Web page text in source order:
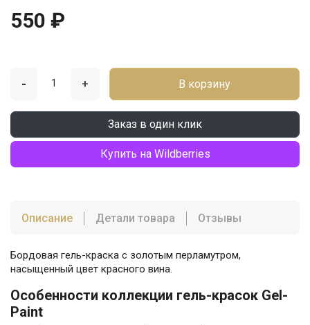
550 ₽
- + В корзину
Заказ в один клик
Купить на Wildberries
Описание Детали товара Отзывы
Бордовая гель-краска с золотым перламутром,
насыщенный цвет красного вина.
Особенности коллекции гель-красок Gel-
Paint